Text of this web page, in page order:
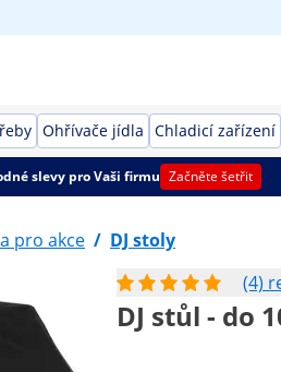
Ohřívače jídla Chladicí zařízení
slevy pro Vaši firmu Začněte šetřit
pro akce / DJ stoly
(4)
DJ stůl - do